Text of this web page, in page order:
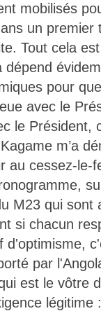
mobilisés
un premier
Tout cela
pour
avec le
le Président,
m’a
au cessez-le-
M23 qui sont
si chacun
d'optimisme,
par
est le vôtre
légitime